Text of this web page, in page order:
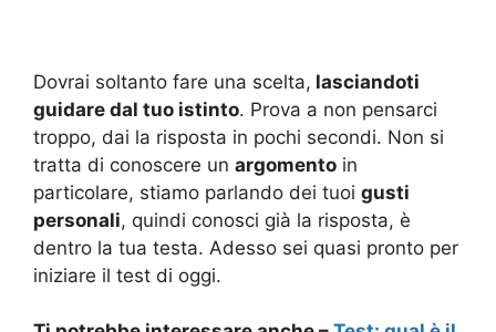
Dovrai soltanto fare una scelta, lasciandoti
guidare dal tuo istinto. Prova a non pensarci
troppo, dai la risposta in pochi secondi. Non si
tratta di conoscere un argomento in
particolare, stiamo parlando dei tuoi gusti
personali, quindi conosci già la risposta, è
dentro la tua testa. Adesso sei quasi pronto per
iniziare il test di oggi.